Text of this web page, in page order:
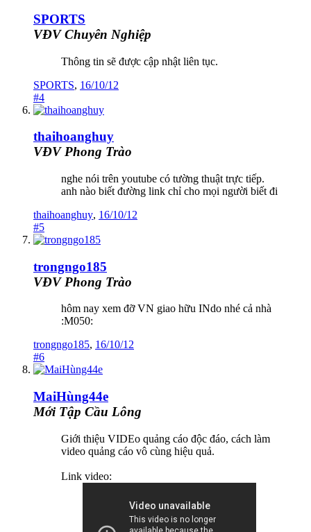
SPORTS
VĐV Chuyên Nghiệp
Thông tin sẽ được cập nhật liên tục.
SPORTS, 16/10/12
#4
thaihoanghuy
VĐV Phong Trào
nghe nói trên youtube có tường thuật trực tiếp.
anh nào biết đường link chỉ cho mọi người biết đi
thaihoanghuy, 16/10/12
#5
trongngo185
VĐV Phong Trào
hôm nay xem đỡ VN giao hữu INdo nhé cả nhà
:M050:
trongngo185, 16/10/12
#6
MaiHùng44e
Mới Tập Cầu Lông
Giới thiệu VIDEo quảng cáo độc đáo, cách làm
video quảng cáo vô cùng hiệu quả.
Link video: